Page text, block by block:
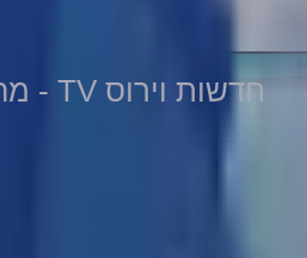
חדשות וירוס TV - מהדורה 932 • תתחדשו! משדרגים לכם את החיסונים... • 26-03-2024